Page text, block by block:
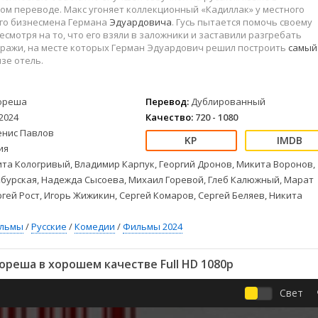
Детские
Драмы
Комедии
Спорт
Триллеры
2022
2021
Зарубежные
Фильмы из соцетей
переводе. Макс угоняет коллекционный «Кадиллак» у местного
бизнесмена Германа Эдуардовича. Гусь пытается помочь своему
на то, что его взяли в заложники и заставили разгребать
на месте которых Герман Эдуардович решил построить самый
отель.
Павлов
Перевод: Дублированный
Качество: 720 - 1080
Кологривый, Владимир Карпук, Георгий Дронов, Микита Воронов,
Надежда Сысоева, Михаил Горевой, Глеб Калюжный, Марат
Рост, Игорь Жижикин, Сергей Комаров, Сергей Беляев, Никита
/Русские /Комедии /Фильмы 2024
в хорошем качестве Full HD 1080p
Свет